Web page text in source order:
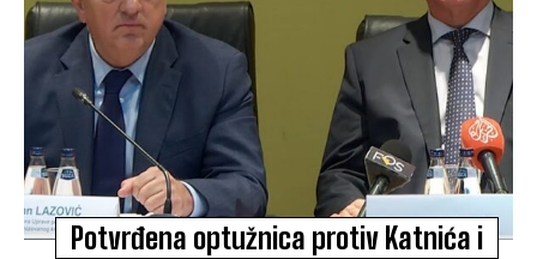
Potvrđena optužnica protiv Katnića i